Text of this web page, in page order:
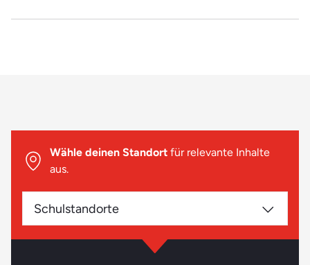
Du kannst dich schlecht konzentrieren und lässt dich
Du übernimmst ungern Verantwortung
sein – unvorstellbar für dich
Wähle deinen Standort für relevante Inhalte
aus.
Schulstandorte